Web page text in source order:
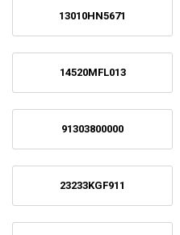
13010HN5671
14520MFL013
91303800000
23233KGF911